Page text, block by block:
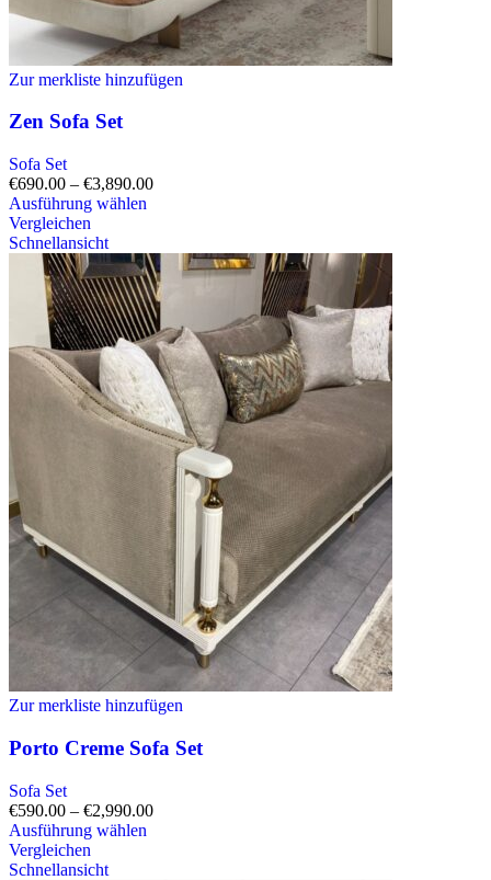
Zur merkliste hinzufügen
Zen Sofa Set
Sofa Set
€690.00 – €3,890.00
Ausführung wählen
Vergleichen
Schnellansicht
Zur merkliste hinzufügen
Porto Creme Sofa Set
Sofa Set
€590.00 – €2,990.00
Ausführung wählen
Vergleichen
Schnellansicht